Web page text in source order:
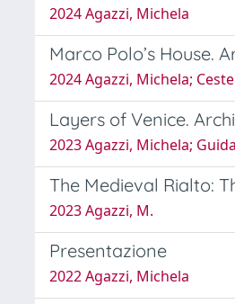
2024 Agazzi, Michela
Marco Polo’s House.
2024 Agazzi, Michela;
Layers of Venice.
2023 Agazzi, Michela;
The Medieval Rialto:
2023 Agazzi, M.
Presentazione
2022 Agazzi, Michela